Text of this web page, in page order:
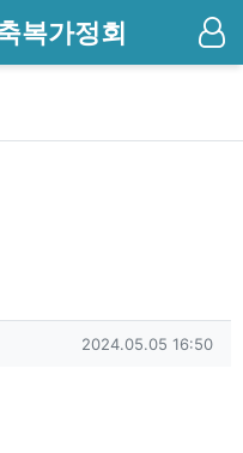
복가정회
작성일
2024.05.05 16:50